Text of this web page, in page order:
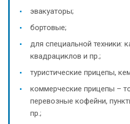
эвакуаторы;
бортовые;
для специальной техники:
квадрациклов и пр.;
туристические прицепы,
коммерческие прицепы –
перевозные кофейни,
пр.;